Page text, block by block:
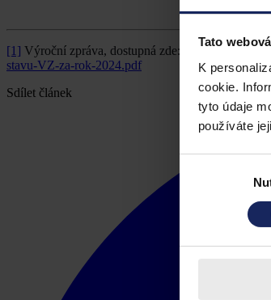
Tato
K
cookie.
tyto údaje
používáte
[1] Výroční zpráva, dostupná zde:
https://portal-
stavu-VZ-za-rok-2024.pdf
Sdílet článek